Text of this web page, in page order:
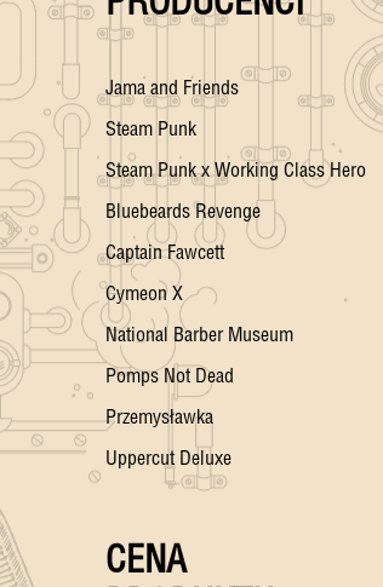
Jama and Friends
Steam Punk
Steam Punk x Working Class Hero
Bluebeards Revenge
Captain Fawcett
Cymeon X
National Barber Museum
Pomps Not Dead
Przemysławka
Uppercut Deluxe
CENA